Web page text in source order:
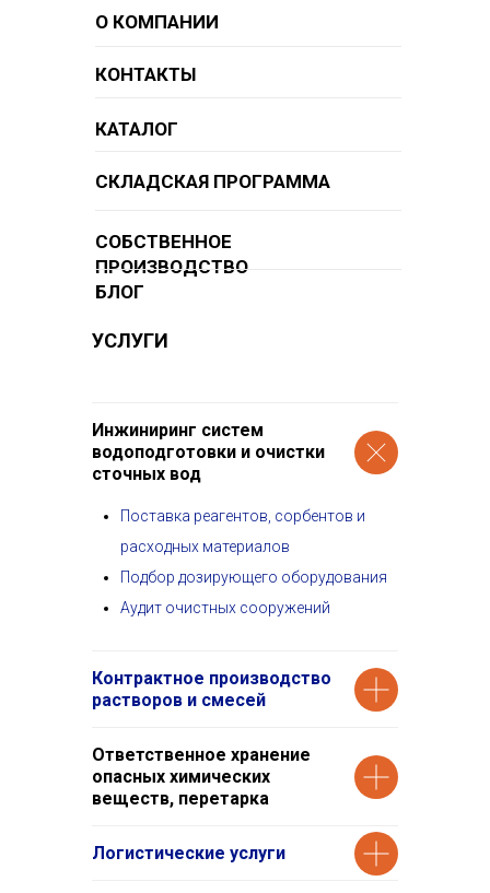
УСЛУГИ
Инжиниринг систем
водоподготовки и очистки
сточных вод
Поставка реагентов, сорбентов и
расходных материалов
Подбор дозирующего оборудования
Аудит очистных сооружений
Контрактное производство
растворов и смесей
Ответственное хранение
опасных химических
веществ, перетарка
Логистические услуги
О КОМПАНИИ
СКЛАДСКАЯ ПРОГРАММА
СОБСТВЕННОЕ
ПРОИЗВОДСТВО
КАТАЛОГ
БЛОГ
КОНТАКТЫ